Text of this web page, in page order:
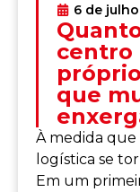
6 de
centro
que
À medida que
logística se
Em um